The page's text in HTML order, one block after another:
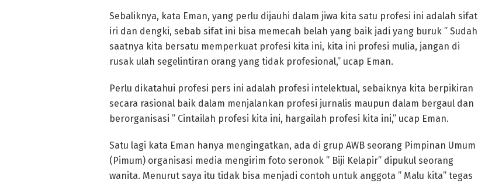
Sebaliknya, kata Eman, yang perlu dijauhi dalam jiwa kita satu profesi ini adalah sifat
iri dan dengki, sebab sifat ini bisa memecah belah yang baik jadi yang buruk ” Sudah
saatnya kita bersatu memperkuat profesi kita ini, kita ini profesi mulia, jangan di
rusak ulah segelintiran orang yang tidak profesional,” ucap Eman.
Perlu dikatahui profesi pers ini adalah profesi intelektual, sebaiknya kita berpikiran
secara rasional baik dalam menjalankan profesi jurnalis maupun dalam bergaul dan
berorganisasi ” Cintailah profesi kita ini, hargailah profesi kita ini,” ucap Eman.
Satu lagi kata Eman hanya mengingatkan, ada di grup AWB seorang Pimpinan Umum
(Pimum) organisasi media mengirim foto seronok ” Biji Kelapir” dipukul seorang
wanita. Menurut saya itu tidak bisa menjadi contoh untuk anggota ” Malu kita” tegas